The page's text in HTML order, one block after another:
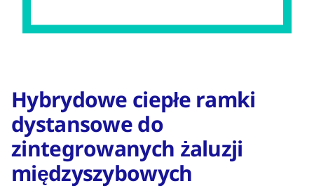
Hybrydowe ciepłe ramki
dystansowe do
zintegrowanych żaluzji
międzyszybowych